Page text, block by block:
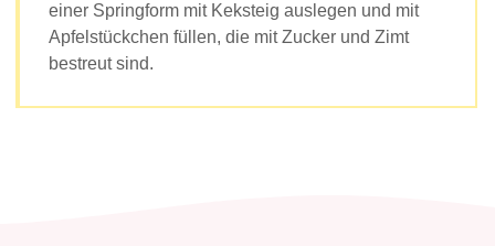
einer Springform mit Keksteig auslegen und mit
Apfelstückchen füllen, die mit Zucker und Zimt
bestreut sind.